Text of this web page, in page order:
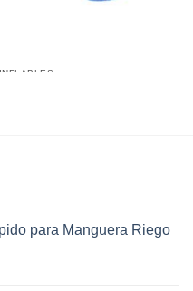
INFLABLES
para Manguera Riego